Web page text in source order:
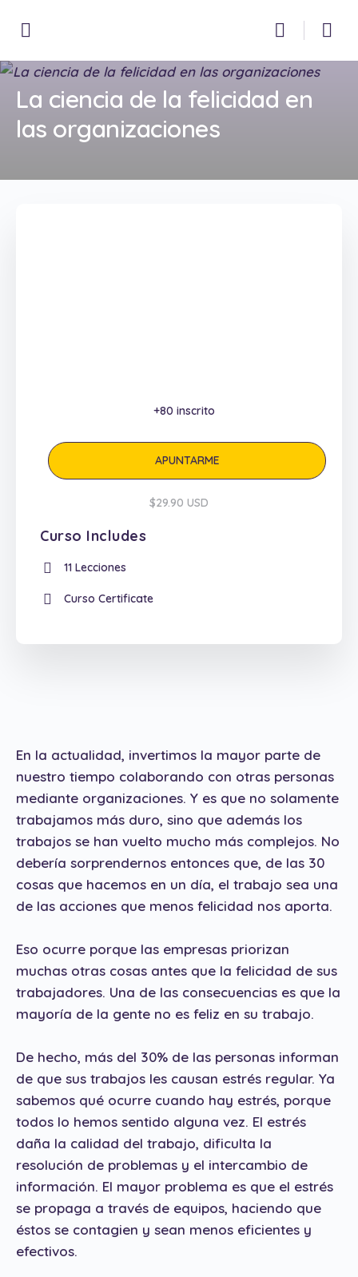
La ciencia de la felicidad en
las organizaciones
En la actualidad, invertimos la mayor parte de
nuestro tiempo colaborando con otras personas
mediante organizaciones. Y es que no solamente
trabajamos más duro, sino que además los
trabajos se han vuelto mucho más complejos. No
debería sorprendernos entonces que, de las 30
cosas que hacemos en un día, el trabajo sea una
de las acciones que menos felicidad nos aporta.
Eso ocurre porque las empresas priorizan
muchas otras cosas antes que la felicidad de sus
trabajadores. Una de las consecuencias es que la
mayoría de la gente no es feliz en su trabajo.
De hecho, más del 30% de las personas informan
de que sus trabajos les causan estrés regular. Ya
sabemos qué ocurre cuando hay estrés, porque
todos lo hemos sentido alguna vez. El estrés
daña la calidad del trabajo, dificulta la
resolución de problemas y el intercambio de
información. El mayor problema es que el estrés
se propaga a través de equipos, haciendo que
éstos se contagien y sean menos eficientes y
efectivos.
+80 inscrito
APUNTARME
$29.90 USD
Curso Includes
11 Lecciones
Curso Certificate